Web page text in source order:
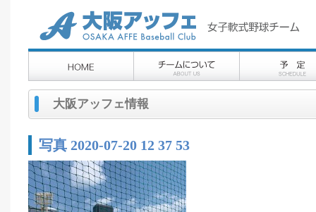
大阪アッフェ情報
写真 2020-07-20 12 37 53